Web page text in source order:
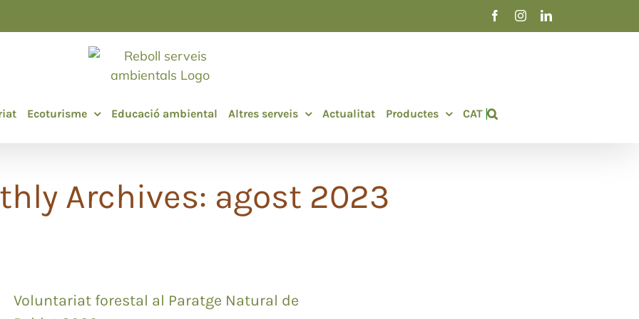
FacebookInstagramLinkedIn
Ecoturisme Educació ambiental Altres serveis Actualitat Productes CAT
Archives: agost 2023
Voluntariat forestal al Paratge Natural de